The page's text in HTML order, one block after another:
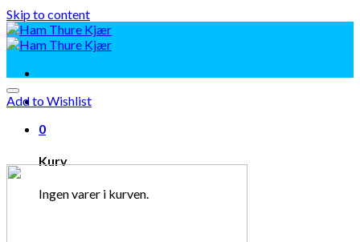
Skip to content
0
Kurv
Ingen varer i kurven.
Add to Wishlist